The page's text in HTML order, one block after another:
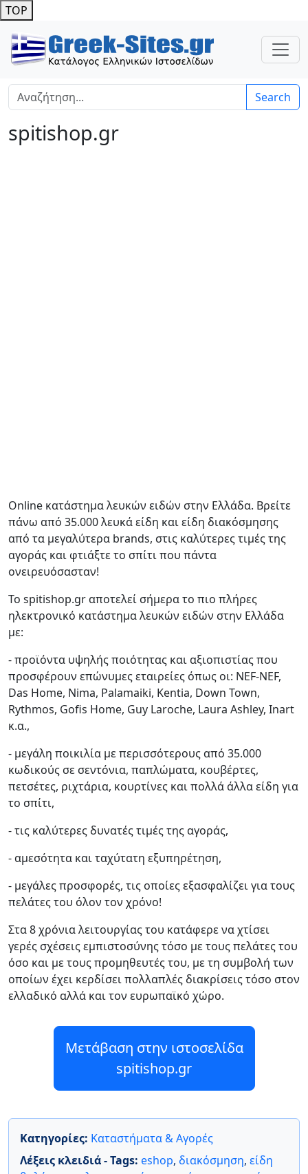
TOP
Search
spitishop.gr
Online κατάστημα λευκών ειδών στην Ελλάδα. Βρείτε
πάνω από 35.000 λευκά είδη και είδη διακόσμησης
από τα μεγαλύτερα brands, στις καλύτερες τιμές της
αγοράς και φτιάξτε το σπίτι που πάντα
ονειρευόσασταν!
To spitishop.gr αποτελεί σήμερα το πιο πλήρες
ηλεκτρονικό κατάστημα λευκών ειδών στην Ελλάδα
με:
- προϊόντα υψηλής ποιότητας και αξιοπιστίας που
προσφέρουν επώνυμες εταιρείες όπως οι: NEF-NEF,
Das Home, Nima, Palamaiki, Kentia, Down Town,
Rythmos, Gofis Home, Guy Laroche, Laura Ashley, Inart
κ.α.,
- μεγάλη ποικιλία με περισσότερους από 35.000
κωδικούς σε σεντόνια, παπλώματα, κουβέρτες,
πετσέτες, ριχτάρια, κουρτίνες και πολλά άλλα είδη για
το σπίτι,
- τις καλύτερες δυνατές τιμές της αγοράς,
- αμεσότητα και ταχύτατη εξυπηρέτηση,
- μεγάλες προσφορές, τις οποίες εξασφαλίζει για τους
πελάτες του όλον τον χρόνο!
Στα 8 χρόνια λειτουργίας του κατάφερε να χτίσει
γερές σχέσεις εμπιστοσύνης τόσο με τους πελάτες του
όσο και με τους προμηθευτές του, με τη συμβολή των
οποίων έχει κερδίσει πολλαπλές διακρίσεις τόσο στον
ελλαδικό αλλά και τον ευρωπαϊκό χώρο.
Μετάβαση στην ιστοσελίδα
spitishop.gr
Κατηγορίες: Καταστήματα & Αγορές
Λέξεις κλειδιά - Tags: eshop, διακόσμηση, είδη